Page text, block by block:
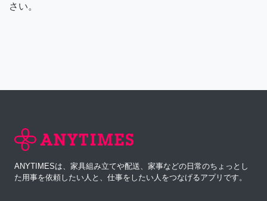
さい。
ANYTIMESは、家具組み立てや配送、家事などの日常のちょっとし
た用事を依頼したい人と、仕事をしたい人をつなげるアプリです。